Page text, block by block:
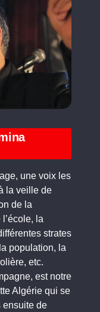
une voix les
la veille de
de la
la
strates
population, la
etc.
est notre
Algérie qui se
de